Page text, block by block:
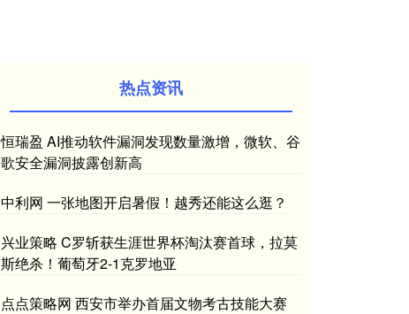
热点资讯
恒瑞盈 AI推动软件漏洞发现数量激增，微软、谷
歌安全漏洞披露创新高
中利网 一张地图开启暑假！越秀还能这么逛？
兴业策略 C罗斩获生涯世界杯淘汰赛首球，拉莫
斯绝杀！葡萄牙2-1克罗地亚
点点策略网 西安市举办首届文物考古技能大赛